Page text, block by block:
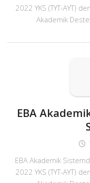
2022 YKS (TYT-AYT)
Akademik
EBA
EBA Akademik
2022 YKS (TYT-AYT)